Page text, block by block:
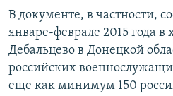
В документе, в частности,
январе-феврале 2015 года в
Дебальцево в Донецкой
российских
еще как минимум 150